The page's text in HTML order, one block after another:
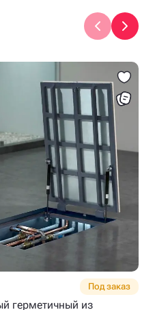
Под заказ
герметичный из